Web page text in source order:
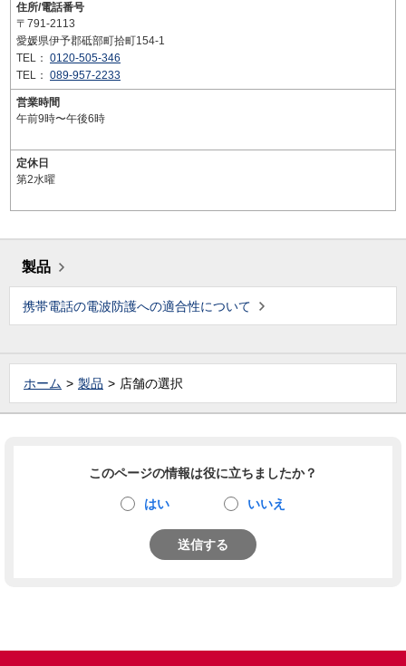
住所/電話番号
〒791-2113
愛媛県伊予郡砥部町拾町154-1
TEL： 0120-505-346
TEL： 089-957-2233
営業時間
午前9時〜午後6時
定休日
第2水曜
製品
携帯電話の電波防護への適合性について
ホーム 製品 店舗の選択
このページの情報は役に立ちましたか？
はい いいえ
送信する